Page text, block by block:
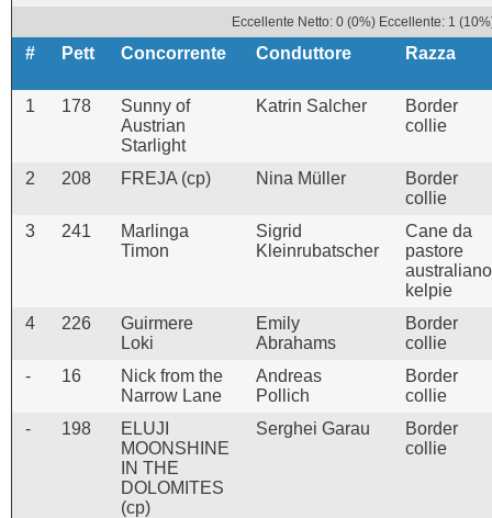
Eccellente Netto: 0 (0%) Eccellente: 1
# Pett Concorrente Conduttore Razza
1 178
Sunny of
Austrian
Starlight
Katrin Salcher
Border
collie
2 208 FREJA (cp) Nina Müller
Border
collie
3
241
Marlinga
Timon
Sigrid
Kleinrubatscher
Cane da
pastore
australiano
kelpie
4
226
Guirmere
Loki
Emily
Abrahams
Border
collie
-
16
Nick from the
Narrow Lane
Andreas
Pollich
Border
collie
-
198
ELUJI
MOONSHINE
IN THE
DOLOMITES
(cp)
Serghei Garau
Border
collie